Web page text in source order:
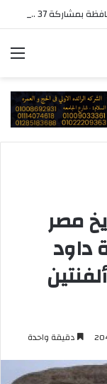
محافظ السويس يدشن أكبر حدث ثقافى بالمحافظة بمشاركة 37 دار نشر مصرية
مصر
داود
دقيقة واحدة